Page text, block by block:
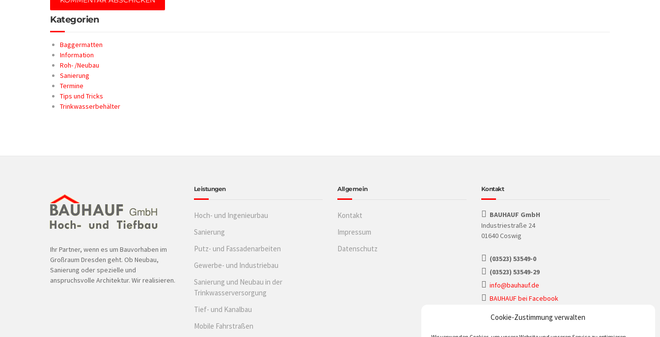
Cookie-Zustimmung verwalten
Kategorien
Baggermatten
Information
Roh- /Neubau
Sanierung
Termine
Tips und Tricks
Trinkwasserbehälter
Ihr Partner, wenn es um Bauvorhaben im
Großraum Dresden geht. Ob Neubau,
Sanierung oder spezielle und
anspruchsvolle Architektur. Wir realisieren.
Leistungen
Hoch- und Ingenieurbau
Sanierung
Putz- und Fassadenarbeiten
Gewerbe- und Industriebau
Sanierung und Neubau in der
Trinkwasserversorgung
Tief- und Kanalbau
Mobile Fahrstraßen
Allgemein
Kontakt
Impressum
Datenschutz
Kontakt
BAUHAUF GmbH
Industriestraße 24
01640 Coswig
(03523) 53549-0
(03523) 53549-29
info@bauhauf.de
BAUHAUF bei Facebook